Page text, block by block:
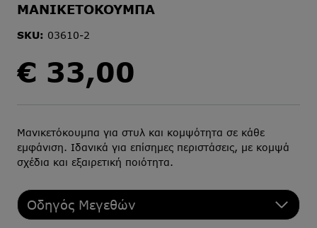
ΜΑΝΙΚΕΤΟΚΟΥΜΠΑ
SKU: 03610-2
€ 33,00
Μανικετόκουμπα για στυλ και κομψότητα σε κάθε
εμφάνιση. Ιδανικά για επίσημες περιστάσεις, με κομψά
σχέδια και εξαιρετική ποιότητα.
Οδηγός Μεγεθών